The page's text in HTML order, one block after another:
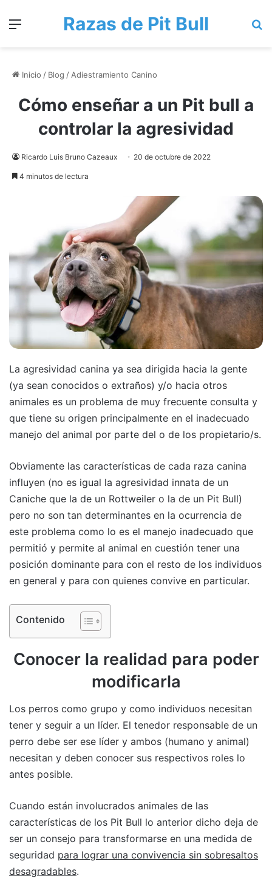
Menú Razas de Pit Bull
Inicio / Blog / Adiestramiento Canino
Cómo enseñar a un Pit bull a
controlar la agresividad
Ricardo Luis Bruno Cazeaux 20 de octubre de 2022
4 minutos de lectura
La agresividad canina ya sea dirigida hacia la gente
(ya sean conocidos o extraños) y/o hacia otros
animales es un problema de muy frecuente consulta y
que tiene su origen principalmente en el inadecuado
manejo del animal por parte del o de los propietario/s.
Obviamente las características de cada raza canina
influyen (no es igual la agresividad innata de un
Caniche que la de un Rottweiler o la de un Pit Bull)
pero no son tan determinantes en la ocurrencia de
este problema como lo es el manejo inadecuado que
permitió y permite al animal en cuestión tener una
posición dominante para con el resto de los individuos
en general y para con quienes convive en particular.
Contenido
Conocer la realidad para poder
modificarla
Los perros como grupo y como individuos necesitan
tener y seguir a un líder. El tenedor responsable de un
perro debe ser ese líder y ambos (humano y animal)
necesitan y deben conocer sus respectivos roles lo
antes posible.
Cuando están involucrados animales de las
características de los Pit Bull lo anterior dicho deja de
ser un consejo para transformarse en una medida de
seguridad para lograr una convivencia sin sobresaltos
desagradables.